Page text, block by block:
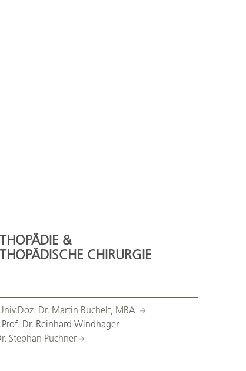
&
CHIRURGIE
Dr. Martin Buchelt, MBA
Dr. Reinhard Windhager
Stephan Puchner